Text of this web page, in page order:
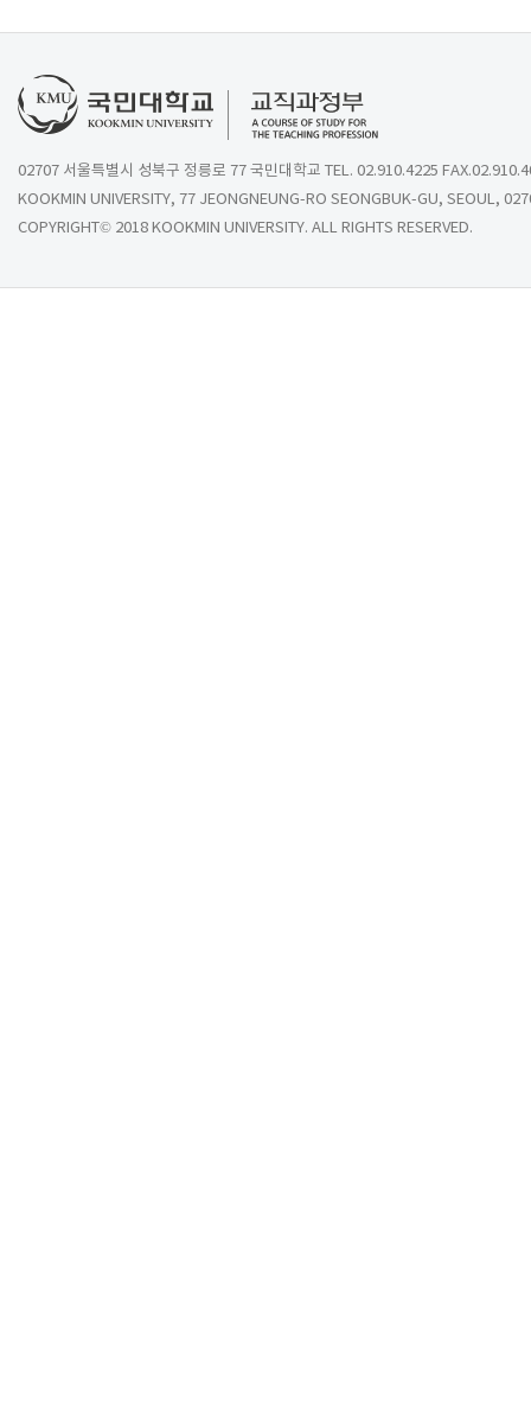
02707 서울특별시 성북구 정릉로 77 국민대학교 TEL. 02.910.4225
KOOKMIN UNIVERSITY, 77 JEONGNEUNG-RO SEONGBUK-GU, SEOUL,
COPYRIGHT© 2018 KOOKMIN UNIVERSITY. ALL RIGHTS RESERVED.